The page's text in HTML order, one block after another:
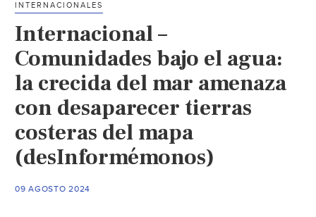
para
el
tratamiento
y
reciclaje
del
agua
(Forbes
México)
INTERNACIONALES
Internacional –
Comunidades bajo el agua:
la crecida del mar amenaza
con desaparecer tierras
costeras del mapa
(desInformémonos)
09 AGOSTO 2024